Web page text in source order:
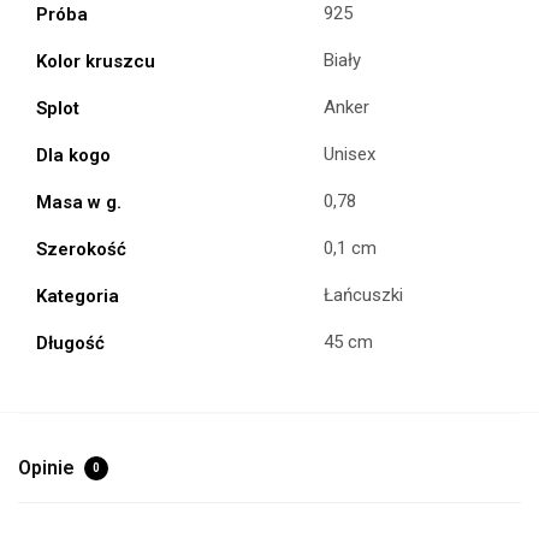
Próba 925
Kolor kruszcu Biały
Splot Anker
Dla kogo Unisex
Masa w g. 0,78
Szerokość 0,1 cm
Kategoria Łańcuszki
Długość 45 cm
Opinie 0